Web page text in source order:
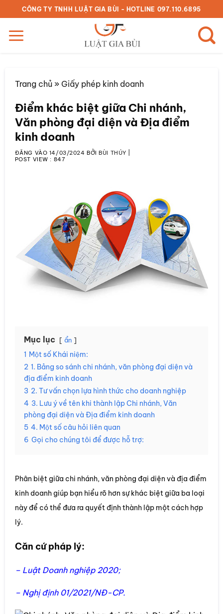
qua
nội
dung
CÔNG TY TNHH LUẬT GIA BÙI - HOTLINE 097.110.6895
Trang chủ» Giấy phép kinh doanh
Điểm khác biệt giữa Chi nhánh,
Văn phòng đại diện và Địa điểm
kinh doanh
ĐĂNG VÀO 14/03/2024 BỞIBÙI THÚY
POST VIEW : 847
Mục lục ẩn
1 Một số Khái niệm:
2 1. Bảng so sánh chi nhánh, văn phòng đại diện và
địa điểm kinh doanh
3 2. Tư vấn chọn lựa hình thức cho doanh nghiệp
4 3. Lưu ý về tên khi thành lập Chi nhánh, Văn
phòng đại diện và Địa điểm kinh doanh
5 4. Một số câu hỏi liên quan
6 Gọi cho chúng tôi để được hỗ trợ:
Phân biệt giữa chi nhánh, văn phòng đại diện và địa điểm
kinh doanh giúp bạn hiểu rõ hơn sự khác biệt giữa ba loại
này để có thể đưa ra quyết định thành lập một cách hợp
lý.
Căn cứ pháp lý:
– Luật Doanh nghiệp 2020;
– Nghị định 01/2021/NĐ-CP.